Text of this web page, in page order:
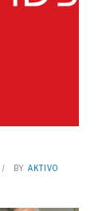
BYAKTIVO